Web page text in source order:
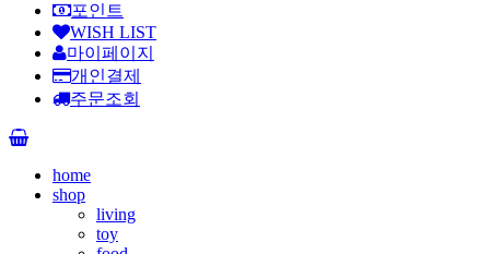
포인트
WISH LIST
마이페이지
개인결제
주문조회
home
shop
living
toy